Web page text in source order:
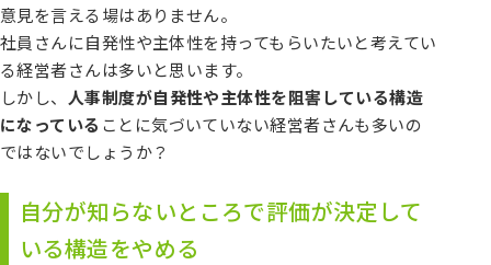
意見を言える場はありません。
社員さんに自発性や主体性を持ってもらいたいと考えてい
る経営者さんは多いと思います。
しかし、 人事制度が自発性や主体性を阻害している構造
になっている ことに気づいていない経営者さんも多いの
ではないでしょうか？
自分が知らないところで評価が決定して
いる構造をやめる